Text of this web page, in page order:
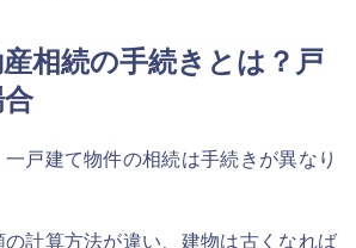
相続の手続きとは？戸
戸建て物件の相続は手続きが異なり
計算方法が違い、建物は古くなれば